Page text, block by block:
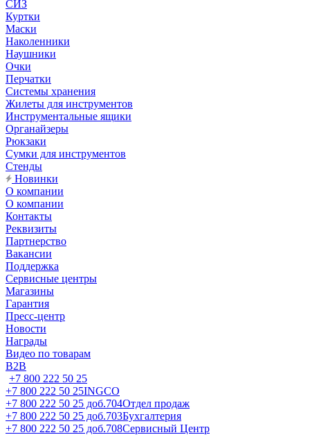
СИЗ
Куртки
Маски
Наколенники
Наушники
Очки
Перчатки
Системы хранения
Жилеты для инструментов
Инструментальные ящики
Органайзеры
Рюкзаки
Сумки для инструментов
Стенды
Новинки
О компании
О компании
Контакты
Реквизиты
Партнерство
Вакансии
Поддержка
Сервисные центры
Магазины
Гарантия
Пресс-центр
Новости
Награды
Видео по товарам
B2B
+7 800 222 50 25
+7 800 222 50 25INGCO
+7 800 222 50 25 доб.704Отдел продаж
+7 800 222 50 25 доб.703Бухгалтерия
+7 800 222 50 25 доб.708Сервисный Центр